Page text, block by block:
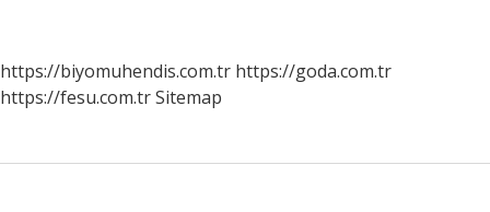
https://biyomuhendis.com.tr https://goda.com.tr
https://fesu.com.trSitemap